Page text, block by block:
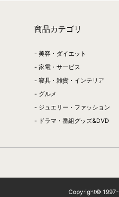
商品カテゴリ
美容・ダイエット
家電・サービス
寝具・雑貨・インテリア
グルメ
ジュエリー・ファッション
ドラマ・番組グッズ&DVD
Copyright© 1997-